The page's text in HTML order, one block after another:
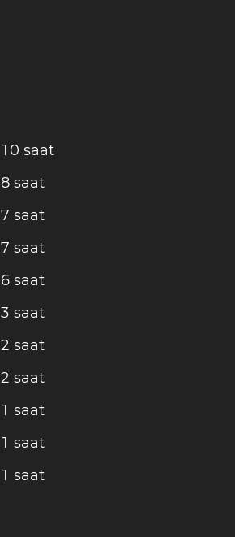
1 0 saat
8 saat
7 saat
7 saat
6 saat
3 saat
2 saat
2 saat
1 saat
1 saat
1 saat